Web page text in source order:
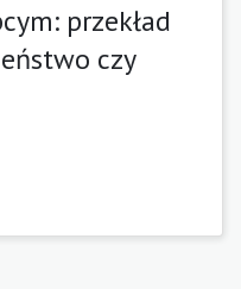
przekład
czy